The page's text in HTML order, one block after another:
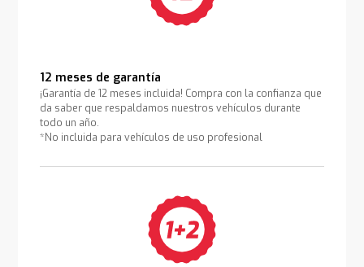
12 meses de garantía
¡Garantía de 12 meses incluida! Compra con la confianza que
da saber que respaldamos nuestros vehículos durante
todo un año.
*No incluida para vehículos de uso profesional